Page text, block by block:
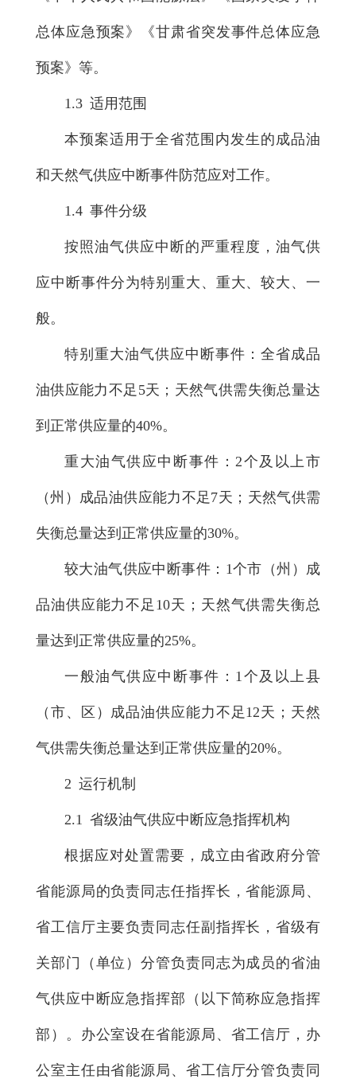
总体应急预案》《甘肃省突发事件总体应急
预案》等。
1.3 适用范围
本预案适用于全省范围内发生的成品油
和天然气供应中断事件防范应对工作。
1.4 事件分级
按照油气供应中断的严重程度，油气供
应中断事件分为特别重大、重大、较大、一
般。
特别重大油气供应中断事件：全省成品
油供应能力不足5天；天然气供需失衡总量达
到正常供应量的40%。
重大油气供应中断事件：2个及以上市
（州）成品油供应能力不足7天；天然气供需
失衡总量达到正常供应量的30%。
较大油气供应中断事件：1个市（州）成
品油供应能力不足10天；天然气供需失衡总
量达到正常供应量的25%。
一般油气供应中断事件：1个及以上县
（市、区）成品油供应能力不足12天；天然
气供需失衡总量达到正常供应量的20%。
2 运行机制
2.1 省级油气供应中断应急指挥机构
根据应对处置需要，成立由省政府分管
省能源局的负责同志任指挥长，省能源局、
省工信厅主要负责同志任副指挥长，省级有
关部门（单位）分管负责同志为成员的省油
气供应中断应急指挥部（以下简称应急指挥
部）。办公室设在省能源局、省工信厅，办
公室主任由省能源局、省工信厅分管负责同